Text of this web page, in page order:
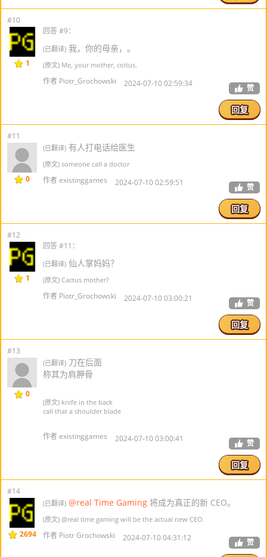
#10
1
回答 #9：
(已翻译) 我，你的母亲，。
(原文) Me, your mother, coitus.
作者 Piotr_Grochowski 2024-07-10 02:59:34 赞
回复
#11
0
(已翻译) 有人打电话给医生
(原文) someone call a doctor
作者 existinggames 2024-07-10 02:59:51 赞
回复
#12
1
回答 #11：
(已翻译) 仙人掌妈妈？
(原文) Cactus mother?
作者 Piotr_Grochowski 2024-07-10 03:00:21 赞
回复
#13
0
(已翻译) 刀在后面
称其为肩胛骨
(原文) knife in the back
call that a shoulder blade
作者 existinggames 2024-07-10 03:00:41 赞
回复
#14
2694
(已翻译) @real Time Gaming 将成为真正的新 CEO。
(原文) @real time gaming will be the actual new CEO.
作者 Piotr Grochowski 2024-07-10 04:31:12 赞